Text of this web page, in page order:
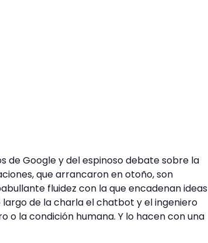
de Google y del espinoso debate sobre la
que arrancaron en otoño, son
fluidez con la que encadenan ideas
de la charla el chatbot y el ingeniero
o la condición humana. Y lo hacen con una